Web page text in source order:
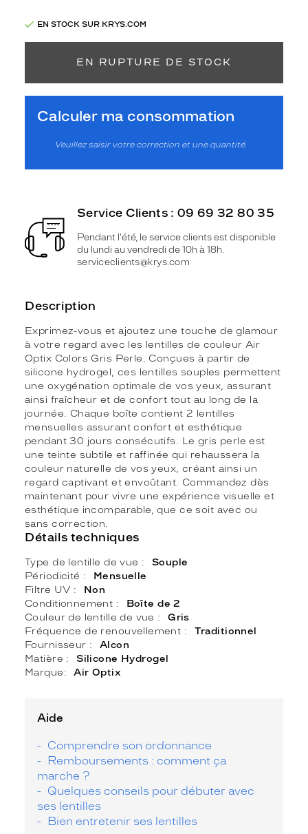
EN STOCK SUR KRYS.COM
EN RUPTURE DE STOCK
Calculer ma consommation
Veuillez saisir votre correction et une quantité.
Service Clients : 09 69 32 80 35
Pendant l'été, le service clients est disponible
du lundi au vendredi de 10h à 18h.
serviceclients@krys.com
Description
Exprimez-vous et ajoutez une touche de glamour
à votre regard avec les lentilles de couleur Air
Optix Colors Gris Perle. Conçues à partir de
silicone hydrogel, ces lentilles souples permettent
une oxygénation optimale de vos yeux, assurant
ainsi fraîcheur et de confort tout au long de la
journée. Chaque boîte contient 2 lentilles
mensuelles assurant confort et esthétique
pendant 30 jours consécutifs. Le gris perle est
une teinte subtile et raffinée qui rehaussera la
couleur naturelle de vos yeux, créant ainsi un
regard captivant et envoûtant. Commandez dès
maintenant pour vivre une expérience visuelle et
esthétique incomparable, que ce soit avec ou
sans correction.
Détails techniques
Type de lentille de vue
Souple
Périodicité
Mensuelle
Filtre UV
Non
Conditionnement
Boîte de 2
Couleur de lentille de vue
Gris
Fréquence de renouvellement
Traditionnel
Fournisseur
Alcon
Matière
Silicone Hydrogel
Marque
Air Optix
Aide
Comprendre son ordonnance
Remboursements : comment ça
marche ?
Quelques conseils pour débuter avec
ses lentilles
Bien entretenir ses lentilles